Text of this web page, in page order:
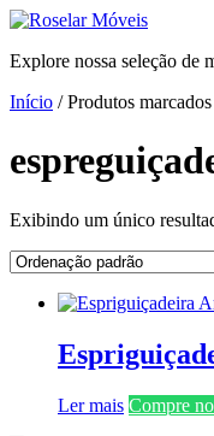
Ir
o
Explore nossa seleção de
Início / Produtos
Exibindo um único
Ler mais Compre